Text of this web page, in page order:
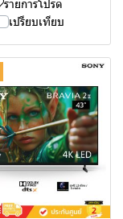
รายการโปรด
เปรียบเทียบ